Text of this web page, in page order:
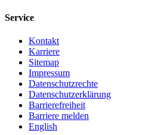
Service
Kontakt
Karriere
Sitemap
Impressum
Datenschutzrechte
Datenschutzerklärung
Barrierefreiheit
Barriere melden
English